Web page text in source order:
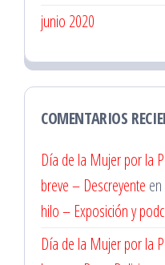
junio 2020
COMENTARIOS
Día de la Mujer por la
breve – Descreyente en
hilo – Exposición y
Día de la Mujer por la